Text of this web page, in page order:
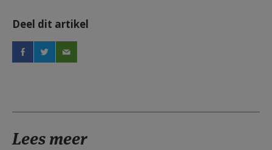
Deel dit artikel
Lees meer